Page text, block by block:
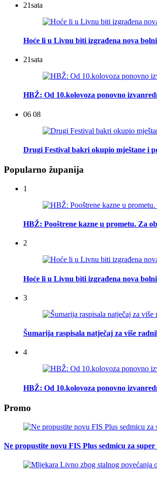
21sata
Hoće li u Livnu biti izgrađena nova
21sata
HBŽ: Od 10.kolovoza ponovno
06 08
Drugi Festival bakri okupio mještane i
Popularno županija
1
HBŽ: Pooštrene kazne u prometu. Za
2
Hoće li u Livnu biti izgrađena nova
3
Šumarija raspisala natječaj za više
4
HBŽ: Od 10.kolovoza ponovno
Promo
Ne propustite novu FIS Plus sedmicu za super